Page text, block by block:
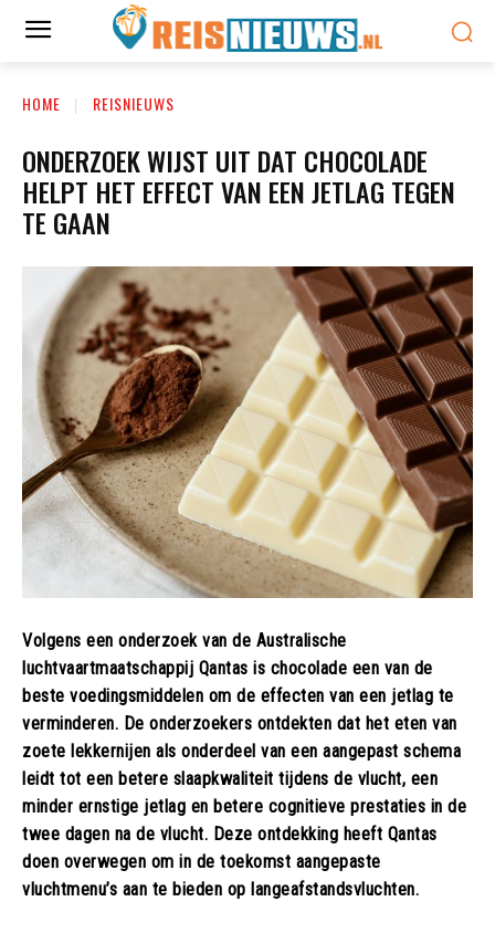
HOME REISNIEUWS
ONDERZOEK WIJST UIT DAT CHOCOLADE
HELPT HET EFFECT VAN EEN JETLAG TEGEN
TE GAAN
Volgens een onderzoek van de Australische
luchtvaartmaatschappij Qantas is chocolade een van de
beste voedingsmiddelen om de effecten van een jetlag te
verminderen. De onderzoekers ontdekten dat het eten van
zoete lekkernijen als onderdeel van een aangepast schema
leidt tot een betere slaapkwaliteit tijdens de vlucht, een
minder ernstige jetlag en betere cognitieve prestaties in de
twee dagen na de vlucht. Deze ontdekking heeft Qantas
doen overwegen om in de toekomst aangepaste
vluchtmenu’s aan te bieden op langeafstandsvluchten.